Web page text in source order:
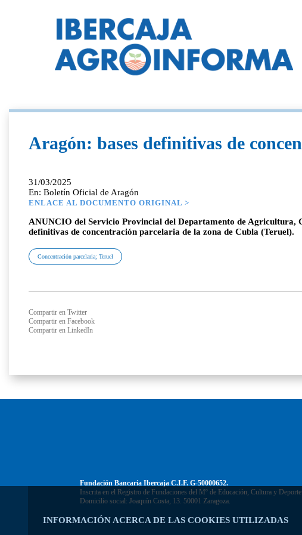
INFORMACIÓN ACERCA DE LAS COOKIES UTILIZADAS
Aragón: bases definitivas de
31/03/2025
En: Boletín Oficial de Aragón
ENLACE AL DOCUMENTO ORIGINAL >
ANUNCIO del Servicio Provincial del Departamento de Agricultura,
definitivas de concentración parcelaria de la zona de Cubla (Teruel).
Concentración parcelaria; Teruel
Compartir en Twitter
Compartir en Facebook
Compartir en LinkedIn
Fundación Bancaria Ibercaja C.I.F. G-50000652.
Inscrita en el Registro de Fundaciones del Mº de Educación, Cultura y Deporte
Domicilio social: Joaquín Costa, 13. 50001 Zaragoza.